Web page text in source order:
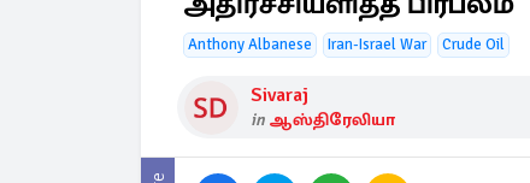
Anthony Albanese Iran-Israel War Crude Oil
Sivaraj
in ஆஸ்திரேலியா